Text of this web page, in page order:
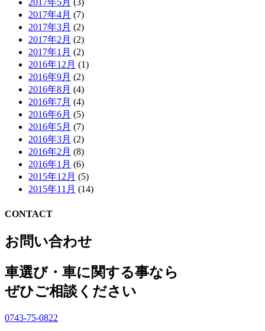
2017年5月 (3)
2017年4月 (7)
2017年3月 (2)
2017年2月 (2)
2017年1月 (2)
2016年12月 (1)
2016年9月 (2)
2016年8月 (4)
2016年7月 (4)
2016年6月 (5)
2016年5月 (7)
2016年3月 (2)
2016年2月 (8)
2016年1月 (6)
2015年12月 (5)
2015年11月 (14)
CONTACT
お問い合わせ
車選び・車に関する事なら
ぜひご相談ください
0743-75-0822